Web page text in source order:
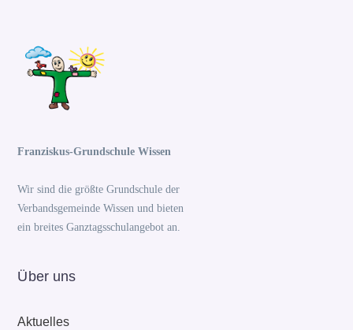
Franziskus-Grundschule Wissen
Wir sind die größte Grundschule der
Verbandsgemeinde Wissen und bieten
ein breites Ganztagsschulangebot an.
Über uns
Aktuelles